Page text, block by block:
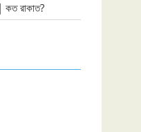
কত রাকাত?